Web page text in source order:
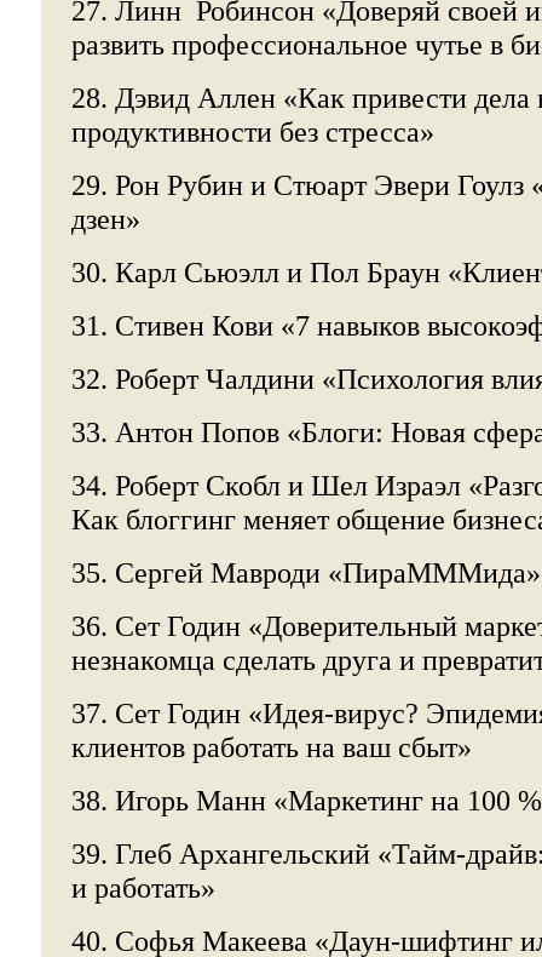
27. Линн Робинсон «Доверяй своей
развить профессиональное чутье в
28. Дэвид Аллен «Как привести дела
продуктивности без стресса»
29. Рон Рубин и Стюарт Эвери Гоулз
дзен»
30. Карл Сьюэлл и Пол Браун
31. Стивен Кови «7 навыков
32. Роберт Чалдини «Психология
33. Антон Попов «Блоги: Новая
34. Роберт Скобл и Шел Израэл
Как блоггинг меняет общение
35. Сергей Мавроди «ПираМММида»
36. Сет Годин «Доверительный
незнакомца сделать друга и
37. Сет Годин «Идея-вирус?
клиентов работать на ваш сбыт»
38. Игорь Манн «Маркетинг на 100
39. Глеб Архангельский «Тайм-
и работать»
40. Софья Макеева «Даун-шифтинг